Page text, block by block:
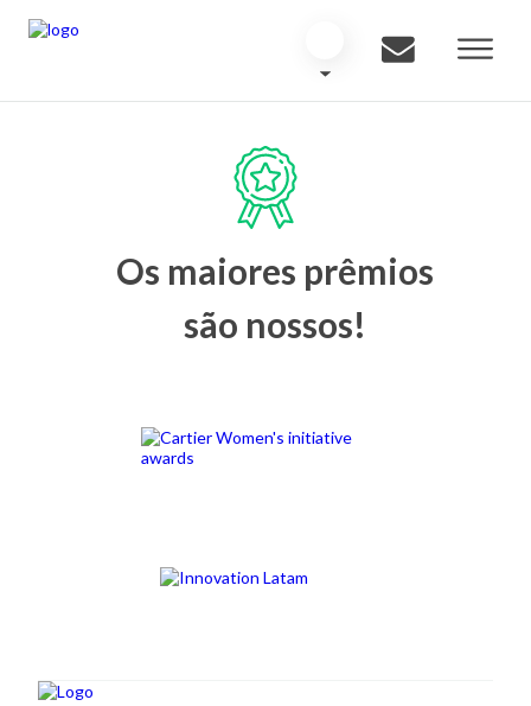
Os maiores prêmios
são nossos!